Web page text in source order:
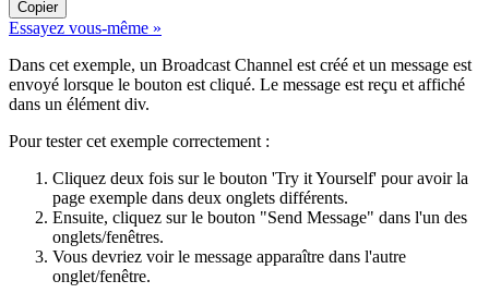
Copier
Essayez vous-même »
Dans cet exemple, un Broadcast Channel est créé et un message est
envoyé lorsque le bouton est cliqué. Le message est reçu et affiché
dans un élément div.
Pour tester cet exemple correctement :
Cliquez deux fois sur le bouton 'Try it Yourself' pour avoir la
page exemple dans deux onglets différents.
Ensuite, cliquez sur le bouton "Send Message" dans l'un des
onglets/fenêtres.
Vous devriez voir le message apparaître dans l'autre
onglet/fenêtre.